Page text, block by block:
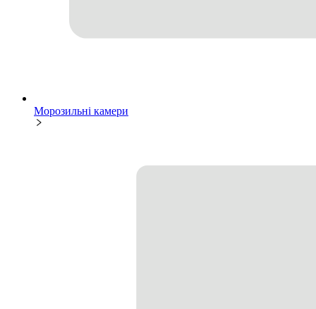
Морозильні камери